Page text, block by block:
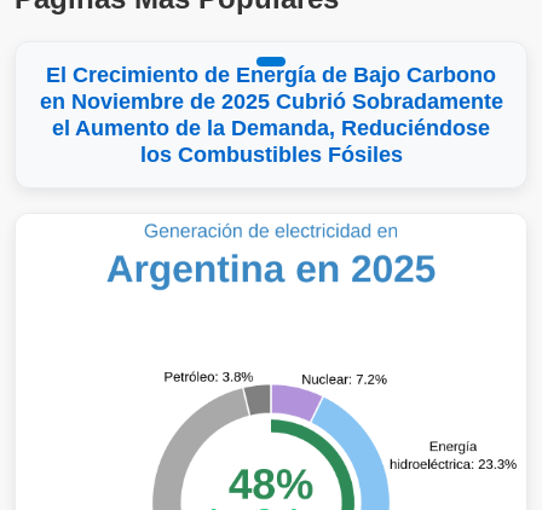
El Crecimiento de Energía de Bajo Carbono
en Noviembre de 2025 Cubrió Sobradamente
el Aumento de la Demanda, Reduciéndose
los Combustibles Fósiles